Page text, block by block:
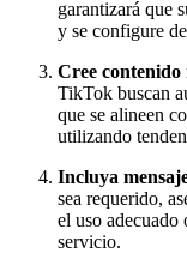
garantizará que
y se configure
Cree
TikTok buscan
que se alineen
utilizando
Incluya
sea requerido,
el uso adecuado
servicio.